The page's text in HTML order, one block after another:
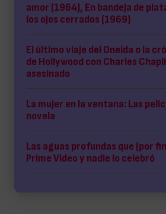
amor (1964), En bandeja de
los ojos cerrados (1969)
El último viaje del Oneida o la
de Hollywood con Charles
asesinado
La mujer en la ventana: Las
novela
Las aguas profundas que (por
Prime Video y nadie lo celebró